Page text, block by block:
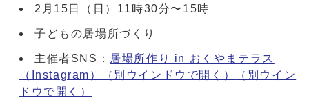
2月15日（日）11時30分〜15時
子どもの居場所づくり
主催者SNS： 居場所作り in おくやまテラス
（Instagram）（別ウインドウで開く）
（別ウイン
ドウで開く）